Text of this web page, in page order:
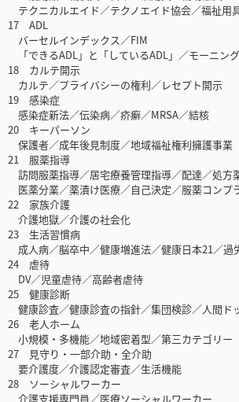
テクニカルエイド／テクノエイド協会／福祉用
17 ADL
バーセルインデックス／FIM
「できるADL」と「しているADL」／モーニン
18 カルテ開示
カルテ／プライバシーの権利／レセプト開示
19 感染症
感染症新法／伝染病／疥癬／MRSA／結核
20 キーパーソン
保護者／成年後見制度／地域福祉権利擁護事業
21 服薬指導
訪問服薬指導／居宅療養管理指導／配達／処方
医薬分業／薬漬け医療／自己決定／服薬コンプ
22 家族介護
介護地獄／介護の社会化
23 生活習慣病
成人病／脳卒中／健康増進法／健康日本21／過
24 虐待
DV／児童虐待／高齢者虐待
25 健康診断
健康診査／健康診査の指針／集団検診／人間ド
26 老人ホーム
小規模・多機能／地域密着型／第三カテゴリー
27 見守り・一部介助・全介助
要介護度／介護認定審査／生活機能
28 ソーシャルワーカー
介護支援専門員／医療ソーシャルワーカー